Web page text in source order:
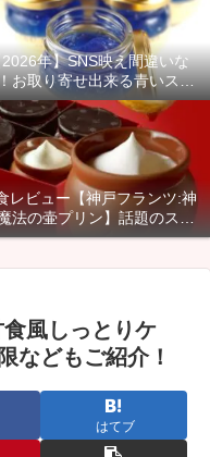
年】SNS映え間違いな
お取り寄せ出来る青いスイ
ーツ商品をご紹介！
レビュー【神戸フランツ:神
法の壷プリン】話題のスイ
のカロリー・口コミ・賞味
風しっとりケ
などもご紹介！
はてブ